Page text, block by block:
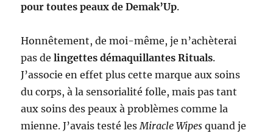
pour toutes peaux de Demak’Up.
Honnêtement, de moi-même, je n’achèterai
pas delingettes démaquillantes Rituals.
J’associe en effet plus cette marque aux soins
du corps, à la sensorialité folle, mais pas tant
aux soins des peaux à problèmes comme la
mienne. J’avais testé lesMiracle Wipes quand je